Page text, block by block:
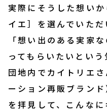
実際にそうした想い
イエ］を選んでいただ
「想い出のある実家
ってもらいたいとい
団地内でカイトリエ
ーション再販ブラン
を拝見して、こんな